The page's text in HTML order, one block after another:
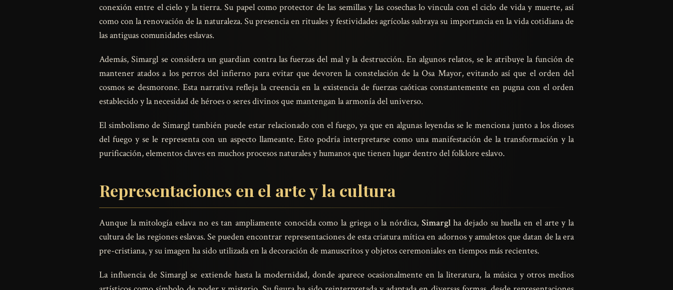
conexión entre el cielo y la tierra. Su papel como protector de las semillas y las cosechas lo vincula con el ciclo de vida y muerte, así
como con la renovación de la naturaleza. Su presencia en rituales y festividades agrícolas subraya su importancia en la vida cotidiana de
las antiguas comunidades eslavas.
Además, Simargl se considera un guardian contra las fuerzas del mal y la destrucción. En algunos relatos, se le atribuye la función de
mantener atados a los perros del infierno para evitar que devoren la constelación de la Osa Mayor, evitando así que el orden del
cosmos se desmorone. Esta narrativa refleja la creencia en la existencia de fuerzas caóticas constantemente en pugna con el orden
establecido y la necesidad de héroes o seres divinos que mantengan la armonía del universo.
El simbolismo de Simargl también puede estar relacionado con el fuego, ya que en algunas leyendas se le menciona junto a los dioses
del fuego y se le representa con un aspecto llameante. Esto podría interpretarse como una manifestación de la transformación y la
purificación, elementos claves en muchos procesos naturales y humanos que tienen lugar dentro del folklore eslavo.
Representaciones en el arte y la cultura
Aunque la mitología eslava no es tan ampliamente conocida como la griega o la nórdica, Simarglha dejado su huella en el arte y la
cultura de las regiones eslavas. Se pueden encontrar representaciones de esta criatura mítica en adornos y amuletos que datan de la era
pre-cristiana, y su imagen ha sido utilizada en la decoración de manuscritos y objetos ceremoniales en tiempos más recientes.
La influencia de Simargl se extiende hasta la modernidad, donde aparece ocasionalmente en la literatura, la música y otros medios